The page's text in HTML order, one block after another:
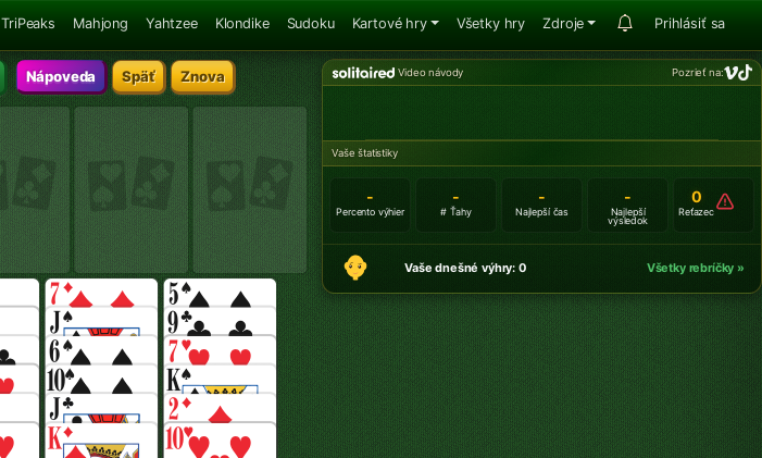
TriPeaks Mahjong Yahtzee Klondike Sudoku Kartové hry Všetky hry Zdroje Prihlásiť sa
Nápoveda Späť Znova Video návody Pozrieť na:
Vaše štatistiky
-
Percento výhier
-
# Ťahy
-
Najlepší čas
-
Najlepší
výsledok
0
Reťazec
Vaše dnešné výhry: 0 Všetky rebríčky »